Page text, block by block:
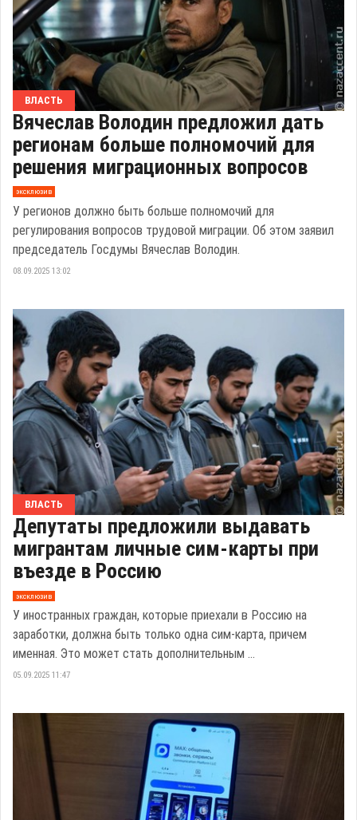
ВЛАСТЬ
Вячеслав Володин предложил дать
регионам больше полномочий для
решения миграционных вопросов
эксклюзив
У регионов должно быть больше полномочий для
регулирования вопросов трудовой миграции. Об этом заявил
председатель Госдумы Вячеслав Володин.
08.09.2025 13:02
ВЛАСТЬ
Депутаты предложили выдавать
мигрантам личные сим-карты при
въезде в Россию
эксклюзив
У иностранных граждан, которые приехали в Россию на
заработки, должна быть только одна сим-карта, причем
именная. Это может стать дополнительным ...
05.09.2025 11:47